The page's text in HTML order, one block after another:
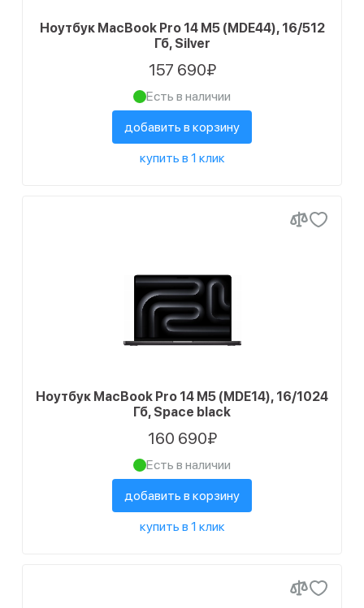
Ноутбук MacBook Pro 14 M5 (MDE44), 16/512
Гб, Silver
157 690₽
Есть в наличии
добавить в корзину
купить в 1 клик
Ноутбук MacBook Pro 14 M5 (MDE14), 16/1024
Гб, Space black
160 690₽
Есть в наличии
добавить в корзину
купить в 1 клик